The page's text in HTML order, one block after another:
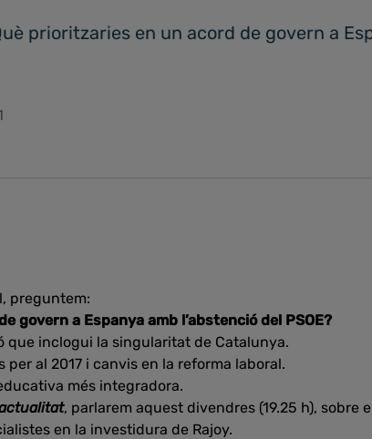
prioritzaries en un acord de govern a
preguntem:
govern a Espanya amb l’abstenció del PSOE?
que inclogui la singularitat de Catalunya.
per al 2017 i canvis en la reforma laboral.
més integradora.
, parlarem aquest divendres (19.25 h), sobre
en la investidura de Rajoy.